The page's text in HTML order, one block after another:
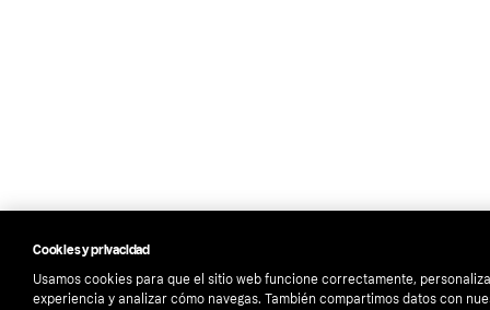
Cookies y privacidad
Usamos cookies para que el sitio web funcione correctamente,
experiencia y analizar cómo navegas. También compartimos datos con